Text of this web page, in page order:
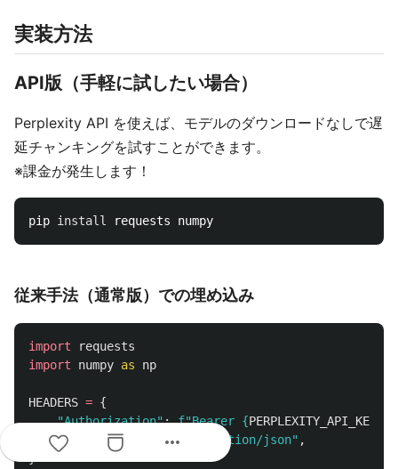
実装方法
API版（手軽に試したい場合）
Perplexity API を使えば、モデルのダウンロードなしで遅
延チャンキングを試すことができます。
※課金が発生します！
pip install
従来手法（通常版）での埋め込み
import
requests
import
numpy as np
HEADERS = {
"Authorization": f"Bearer {PERPLEXITY_API_KEY
"Content-Type "application/json" ,
}
more_horiz